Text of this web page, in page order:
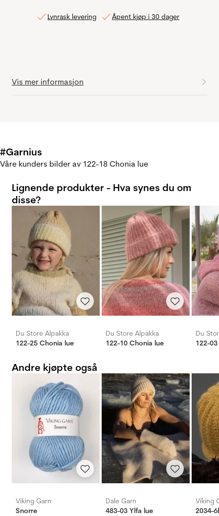
Lynrask levering Åpent kjøp i 30 dager
Vis mer informasjon
#Garnius
Våre kunders bilder av 122-18 Chonia lue
Lignende produkter - Hva synes du om
disse?
Du Store Alpakka
122-25 Chonia lue
Du Store Alpakka
122-10 Chonia lue
Du
122-
Andre kjøpte også
Viking Garn
Snorre
Dale Garn
483-03 Ylfa lue
Viking
2034-